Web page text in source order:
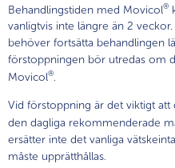
Behandlingstiden med Movicol®
vanligtvis inte längre än 2
behöver fortsätta behandlingen
förstoppningen bör utredas om
Movicol®.
Vid förstoppning är det viktigt att
den dagliga rekommenderade
ersätter inte det vanliga
måste upprätthållas.